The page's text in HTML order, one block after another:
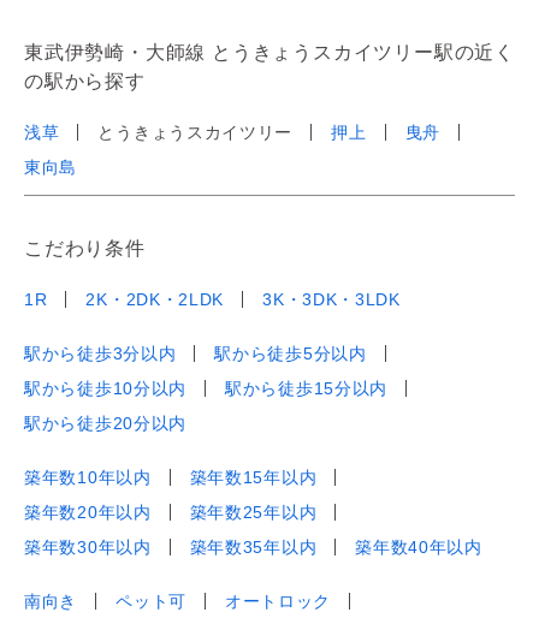
東武伊勢崎・大師線 とうきょうスカイツリー駅の近く
の駅から探す
浅草 とうきょうスカイツリー 押上
曳舟
東向島
こだわり条件
1R 2K・2DK・2LDK 3K・3DK・3LDK
駅から徒歩3分以内
駅から徒歩5分以内
駅から徒歩10分以内
駅から徒歩15分以内
駅から徒歩20分以内
築年数10年以内
築年数15年以内
築年数20年以内
築年数25年以内
築年数30年以内
築年数35年以内 築年数40年以内
南向き ペット可
オートロック